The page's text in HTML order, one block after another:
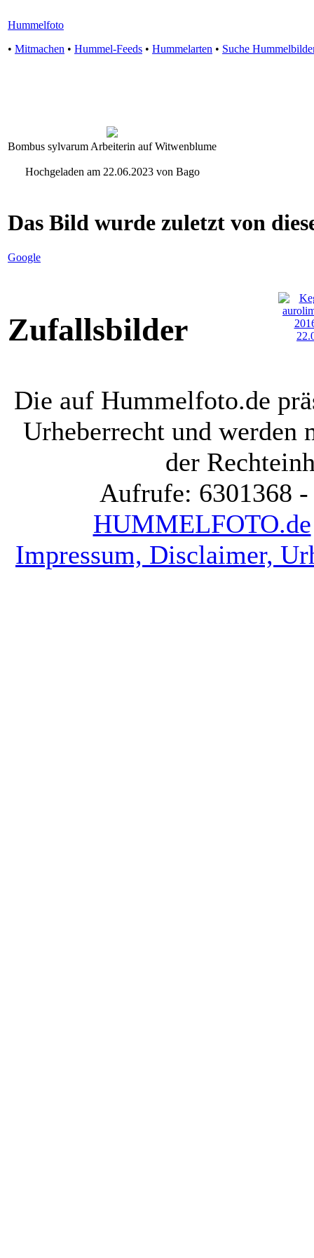
Hummelfoto
• Mitmachen • Hummel-Feeds • Hummelarten • Suche
Bombus sylvarum Arbeiterin auf Witwenblume
Hochgeladen am 22.06.2023 von Bago
Das Bild wurde zuletzt von
Google
Zufallsbilder
Die auf Hummelfoto.de
Urheberrecht und werden
der
Aufrufe: 6301368
HUMMELFOTO.de
Impressum, Disclaimer,